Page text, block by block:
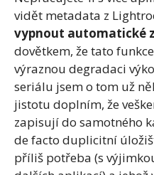
vidět metadata z
vypnout automatické
dovětkem, že tato
výraznou degradaci
seriálu jsem o tom už
jistotu doplním, že
zapisují do samotného
de facto duplicitní
příliš potřeba (s